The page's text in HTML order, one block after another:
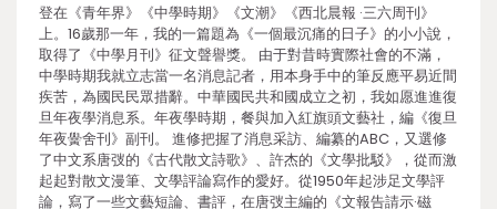
登在《青年界》《中學時期》《文潮》《西北晨報 ·三六周刊》
上。16歲那一年，我的一篇題為《一個最沉痛的日子》的小小說，
取得了《中學月刊》征文聲譽獎。 由于對昔時實際社會的不滿，
中學時期我就立志當一名消息記者，用本身手中的筆反應平易近間
疾苦，為國民民眾措辭。中華國民共和國成立之初，我如愿進進復
旦年夜學消息系。年夜學時期，餐與加入紅旗頭文藝社，編《復旦
年夜黌舍刊》副刊。 進修把握了消息采訪、編纂的ABC，又選修
了中文系唐弢的《古代散文詩歌》、許杰的《文學批駁》，從而激
起起對散文漫筆、文學評論寫作的愛好。從1950年起涉足文學評
論，寫了一些文藝短論、書評，在唐弢主編的《文報告請示·磁